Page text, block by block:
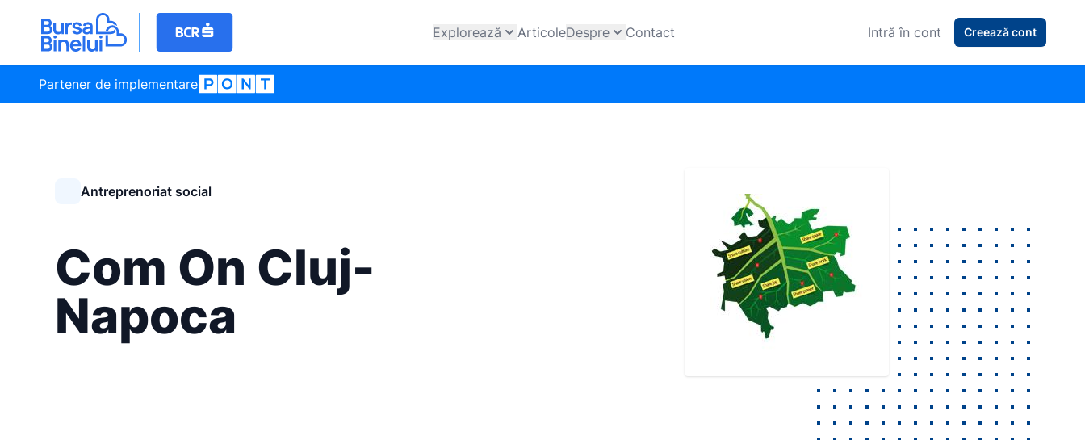
Explorează ArticoleDespre Contact Intră în cont Creează cont
Partener de implementare
Antreprenoriat social
Com On Cluj-
Napoca